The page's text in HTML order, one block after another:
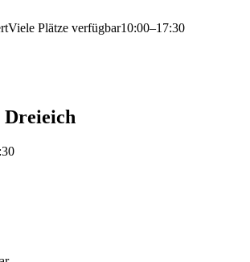
Viele Plätze verfügbar10:00–17:30